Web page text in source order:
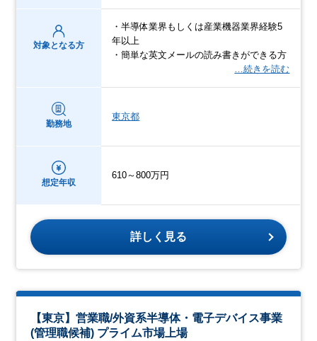
対象となる方
・半導体業界もしくは産業機器業界経験5
年以上
・簡単な英文メールの読み書きができる方
…続きを読む
勤務地
東京都
想定年収
610～800万円
詳しく見る
【東京】営業職/外資系半導体・電⼦デバイス事業
(管理職候補) プライム市場上場